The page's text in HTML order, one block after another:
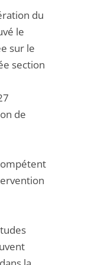
du
le
sur le
section
de